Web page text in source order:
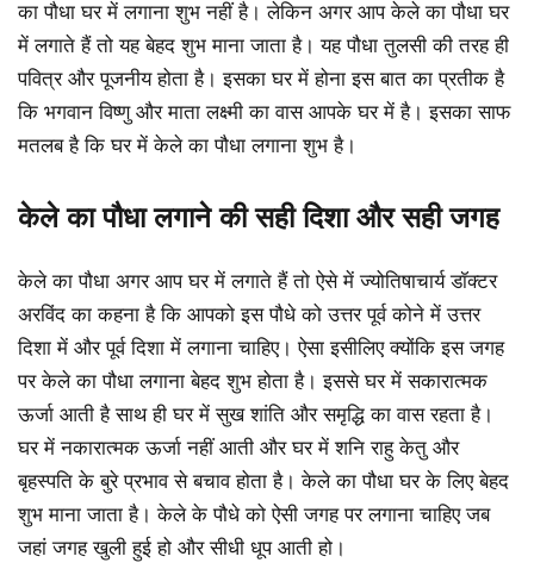
का पौधा घर में लगाना शुभ नहीं है। लेकिन अगर आप केले का पौधा घर
में लगाते हैं तो यह बेहद शुभ माना जाता है। यह पौधा तुलसी की तरह ही
पवित्र और पूजनीय होता है। इसका घर में होना इस बात का प्रतीक है
कि भगवान विष्णु और माता लक्ष्मी का वास आपके घर में है। इसका साफ
मतलब है कि घर में केले का पौधा लगाना शुभ है।
केले का पौधा लगाने की सही दिशा और सही जगह
केले का पौधा अगर आप घर में लगाते हैं तो ऐसे में ज्योतिषाचार्य डॉक्टर
अरविंद का कहना है कि आपको इस पौधे को उत्तर पूर्व कोने में उत्तर
दिशा में और पूर्व दिशा में लगाना चाहिए। ऐसा इसीलिए क्योंकि इस जगह
पर केले का पौधा लगाना बेहद शुभ होता है। इससे घर में सकारात्मक
ऊर्जा आती है साथ ही घर में सुख शांति और समृद्धि का वास रहता है।
घर में नकारात्मक ऊर्जा नहीं आती और घर में शनि राहु केतु और
बृहस्पति के बुरे प्रभाव से बचाव होता है। केले का पौधा घर के लिए बेहद
शुभ माना जाता है। केले के पौधे को ऐसी जगह पर लगाना चाहिए जब
जहां जगह खुली हुई हो और सीधी धूप आती हो।